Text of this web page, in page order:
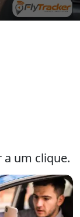
a um clique.